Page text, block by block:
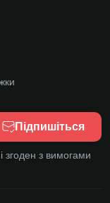
Підпишіться
і згоден з вимогами